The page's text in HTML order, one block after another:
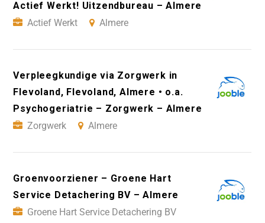
Actief Werkt! Uitzendbureau – Almere
Actief Werkt
Almere
Verpleegkundige via Zorgwerk in
Flevoland, Flevoland, Almere • o.a.
Psychogeriatrie – Zorgwerk – Almere
Zorgwerk
Almere
Groenvoorziener – Groene Hart
Service Detachering BV – Almere
Groene Hart Service Detachering BV